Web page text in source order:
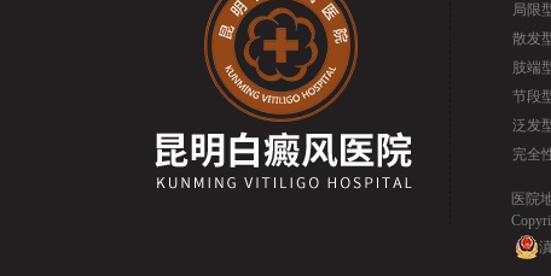
局限
散发
肢端
节段
泛发
完全
医院